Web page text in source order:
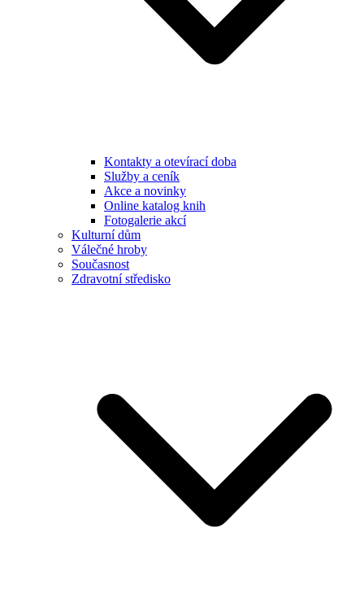
Kontakty a otevírací doba
Služby a ceník
Akce a novinky
Online katalog knih
Fotogalerie akcí
Kulturní dům
Válečné hroby
Současnost
Zdravotní středisko